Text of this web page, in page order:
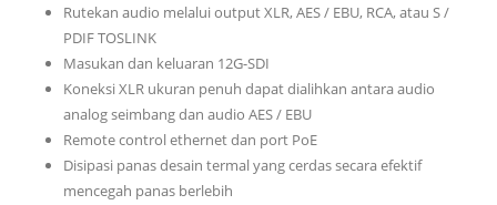
Rutekan audio melalui output XLR, AES / EBU, RCA, atau S /
PDIF TOSLINK
Masukan dan keluaran 12G-SDI
Koneksi XLR ukuran penuh dapat dialihkan antara audio
analog seimbang dan audio AES / EBU
Remote control ethernet dan port PoE
Disipasi panas desain termal yang cerdas secara efektif
mencegah panas berlebih